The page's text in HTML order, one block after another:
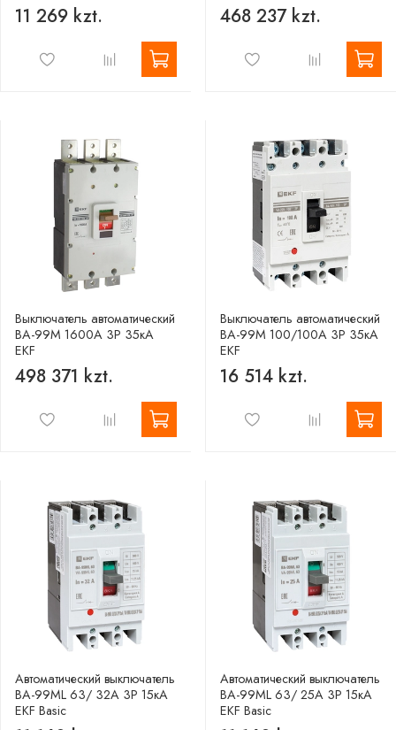
11 269 kzt. 468 237 kzt.
Выключатель автоматический
ВА-99М 1600А 3P 35кА
EKF
498 371 kzt.
Выключатель автоматический
ВА-99М 100/100А 3P 35кА
EKF
16 514 kzt.
Автоматический выключатель
ВА-99МL 63/ 32А 3P 15кА
EKF Basic
Автоматический выключатель
ВА-99МL 63/ 25А 3P 15кА
EKF Basic